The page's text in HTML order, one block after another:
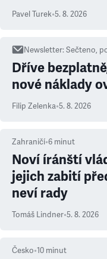
Pavel Turek•5. 8. 2026
Newsletter:Sečteno,
Dříve
nové náklady
Filip Zelenka•5. 8. 2026
Zahraničí•6 minut
Noví íránští
jejich zabití
neví rady
Tomáš Lindner•5. 8. 2026
Česko•10 minut